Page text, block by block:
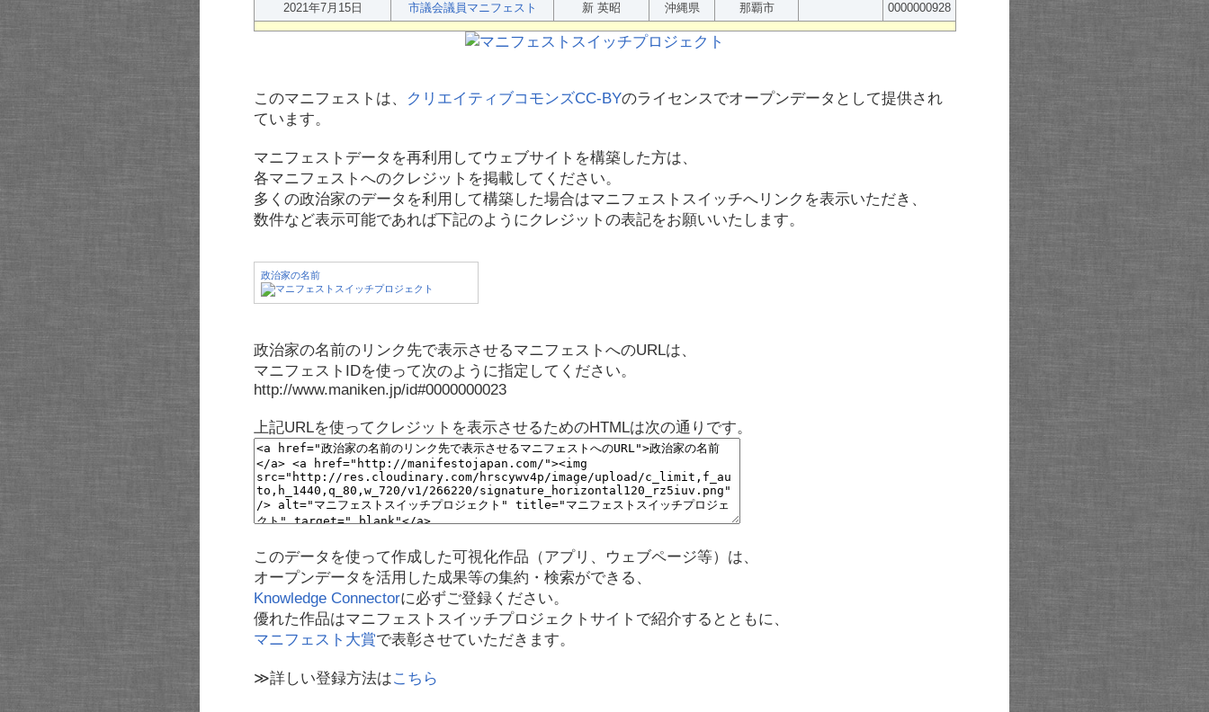
2021年7月15日
市議会議員マニフェスト 新 英昭 沖縄県 那覇市 0000000928
このマニフェストは、 クリエイティブコモンズCC-BYのライセンスでオープンデータとして提供され
ています。
マニフェストデータを再利用してウェブサイトを構築した方は、
各マニフェストへのクレジットを掲載してください。
多くの政治家のデータを利用して構築した場合はマニフェストスイッチへリンクを表示いただき、
数件など表示可能であれば下記のようにクレジットの表記をお願いいたします。
政治家の名前
政治家の名前のリンク先で表示させるマニフェストへのURLは、
マニフェストIDを使って次のように指定してください。
http://www.maniken.jp/id#0000000023
上記URLを使ってクレジットを表示させるためのHTMLは次の通りです。
このデータを使って作成した可視化作品（アプリ、ウェブページ等）は、
オープンデータを活用した成果等の集約・検索ができる、
Knowledge Connectorに必ずご登録ください。
優れた作品はマニフェストスイッチプロジェクトサイトで紹介するとともに、
マニフェスト大賞で表彰させていただきます。
≫詳しい登録方法はこちら